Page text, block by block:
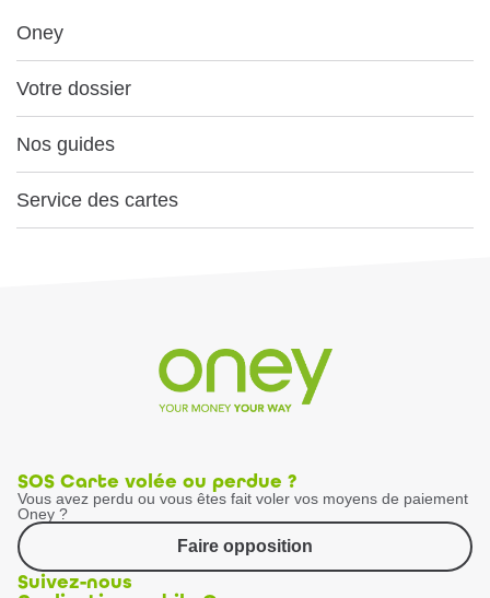
Oney
Votre dossier
Nos guides
Service des cartes
SOS Carte volée ou perdue ?
Vous avez perdu ou vous êtes fait voler vos moyens de paiement
Oney ?
Faire opposition
Suivez-nous